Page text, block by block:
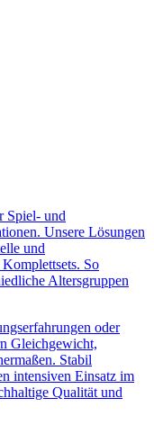
Spiel- und
Unsere Lösungen
und
So
Altersgruppen
oder
Gleichgewicht,
Stabil
intensiven Einsatz im
Qualität und